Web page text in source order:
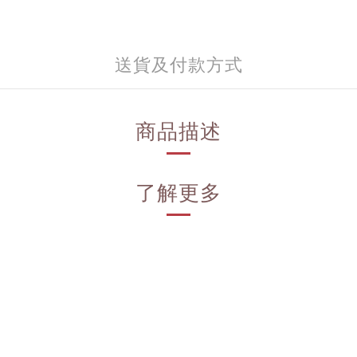
送貨及付款方式
商品描述
了解更多